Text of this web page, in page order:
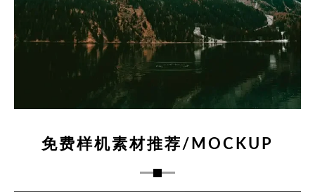
免费样机素材推荐/MOCKUP